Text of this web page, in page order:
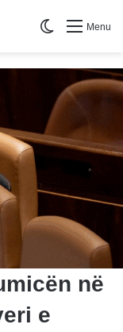
Menu
Switch skin
në
e